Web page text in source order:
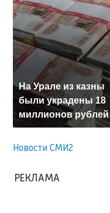
На Урале из казны
были украдены 18
миллионов рублей
Новости СМИ2
РЕКЛАМА